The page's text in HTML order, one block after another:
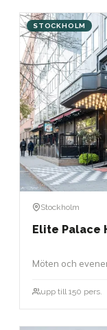
STOCKHOLM
Stockholm
Elite Palace
Möten och
upp till 150 pers.